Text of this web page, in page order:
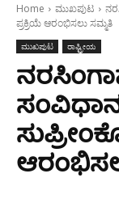
Home ಮುಖಪುಟ
ಪ್ರಕ್ರಿಯೆ ಆರಂಭಿಸಲು ಸಮ್ಮತಿ
ಮುಖಪುಟ ರಾಷ್ಟ್ರೀಯ